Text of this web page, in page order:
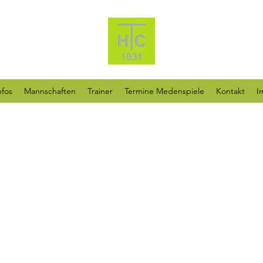
Mannschaften Trainer Termine Medenspiele Kontakt